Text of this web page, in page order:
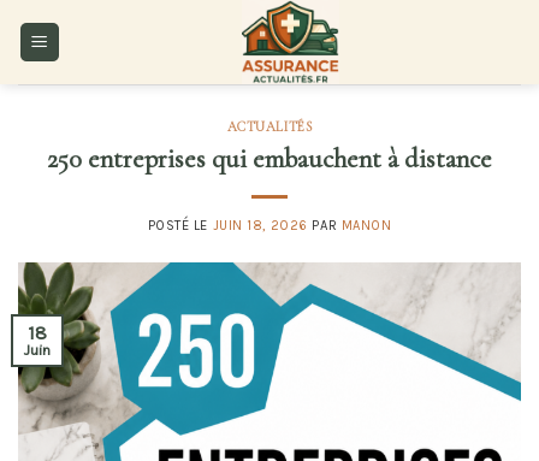
ACTUALITÉS
250 entreprises qui embauchent à distance
POSTÉ LE JUIN 18, 2026 PAR MANON
18
Juin